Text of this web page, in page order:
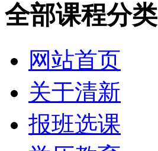
全部课程分类
网站首页
关于清新
报班选课